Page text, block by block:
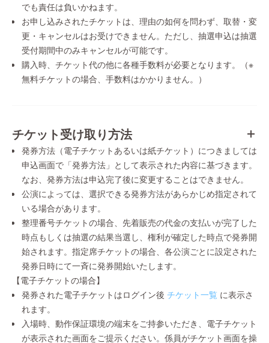
でも責任は負いかねます。
お申し込みされたチケットは、理由の如何を問わず、取替・変
更・キャンセルはお受けできません。ただし、抽選申込は抽選
受付期間中のみキャンセルが可能です。
購入時、チケット代の他に各種手数料が必要となります。（※
無料チケットの場合、手数料はかかりません。）
チケット受け取り方法
発券方法（電子チケットあるいは紙チケット）につきましては
申込画面で「発券方法」として表示された内容に基づきます。
なお、発券方法は申込完了後に変更することはできません。
公演によっては、選択できる発券方法があらかじめ指定されて
いる場合があります。
整理番号チケットの場合、先着販売の代金の支払いが完了した
時点もしくは抽選の結果当選し、権利が確定した時点で発券開
始されます。指定席チケットの場合、各公演ごとに設定された
発券日時にて一斉に発券開始いたします。
【電子チケットの場合】
発券された電子チケットはログイン後 チケット一覧 に表示さ
れます。
入場時、動作保証環境の端末をご持参いただき、電子チケット
が表示された画面をご提示ください。係員がチケット画面を操